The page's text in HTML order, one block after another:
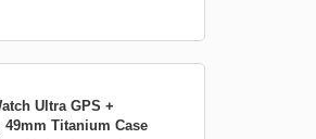
Ultra GPS +
49mm Titanium Case